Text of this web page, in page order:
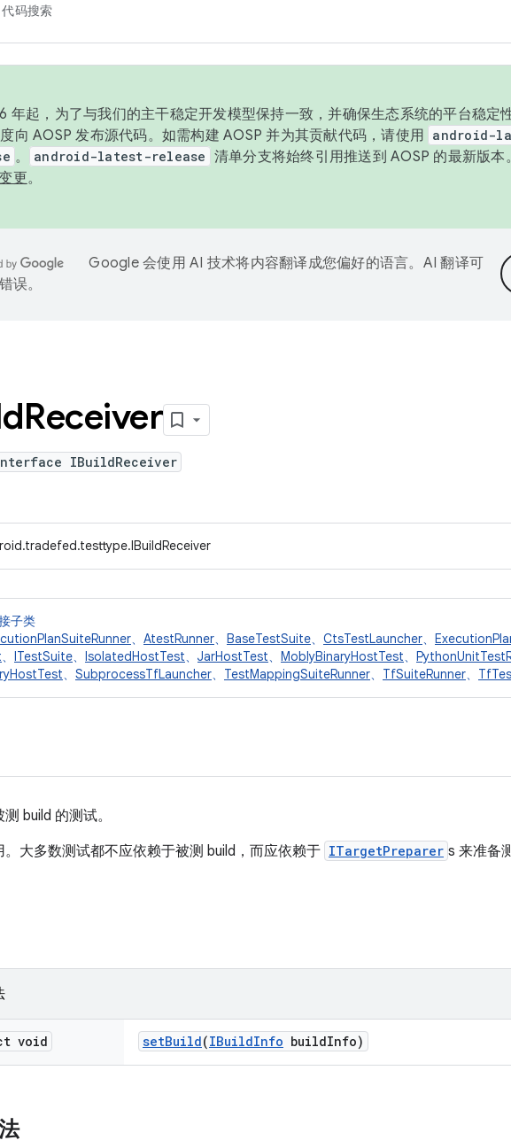
码搜索
年起，为了与我们的主干稳定开发模型保持一致，并确保生态系统的平台稳定
向 AOSP 发布源代码。如需构建 AOSP 并为其贡献代码，请使用 android-
。 android-latest-release 清单分支将始终引用推送到 AOSP 的最新版
更。
Google 会使用 AI 技术将内容翻译成您偏好的语言。AI 翻译可
误。
Receiver
IBuildReceiver
子类
、 AtestRunner、 BaseTestSuite、 CtsTestLauncher、
、 ITestSuite、 IsolatedHostTest、 JarHostTest、 MoblyBinaryHostTest、
、 SubprocessTfLauncher、 TestMappingSuiteRunner、 TfSuiteRunner、
build 的测试。
。大多数测试都不应依赖于被测 build，而应依赖于 ITargetPreparer s 来准备
void setBuild(IBuildInfo buildInfo)